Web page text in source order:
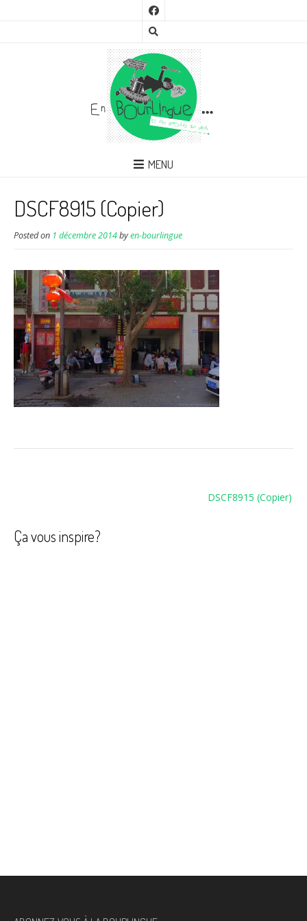
MENU
DSCF8915 (Copier)
Posted on 1 décembre 2014byen-bourlingue
DSCF8915 (Copier)
Ça vous inspire?